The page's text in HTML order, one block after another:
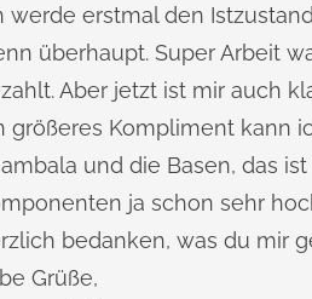
werde erstmal den
überhaupt. Super Arbeit
Aber jetzt ist mir auch
größeres Kompliment kann
und die Basen, das
ja schon sehr
bedanken, was du mir
Grüße,